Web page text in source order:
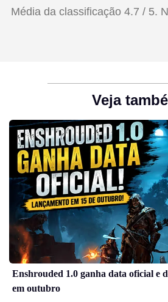
Média da classificação 4.7 / 5.
Veja
Enshrouded 1.0 ganha data oficial e
em outubro